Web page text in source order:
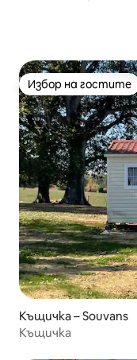
Избор на гостите
Избор на гостите
Къщичка – Souvans
Къщичка